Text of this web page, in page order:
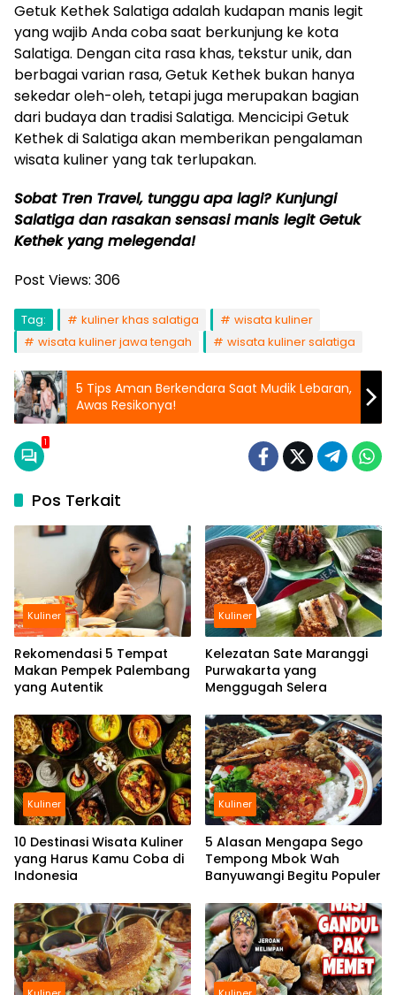
Getuk Kethek Salatiga adalah kudapan manis legit
yang wajib Anda coba saat berkunjung ke kota
Salatiga. Dengan cita rasa khas, tekstur unik, dan
berbagai varian rasa, Getuk Kethek bukan hanya
sekedar oleh-oleh, tetapi juga merupakan bagian
dari budaya dan tradisi Salatiga. Mencicipi Getuk
Kethek di Salatiga akan memberikan pengalaman
wisata kuliner yang tak terlupakan.
Sobat Tren Travel, tunggu apa lagi? Kunjungi
Salatiga dan rasakan sensasi manis legit Getuk
Kethek yang melegenda!
Post Views: 306
Tag: kuliner khas salatiga
wisata kuliner
wisata kuliner jawa tengah
wisata kuliner salatiga
5 Tips Aman Berkendara Saat Mudik Lebaran,
Awas Resikonya!
1
Pos Terkait
Kuliner
Rekomendasi 5 Tempat
Makan Pempek Palembang
yang Autentik
Kuliner
Kelezatan Sate Maranggi
Purwakarta yang
Menggugah Selera
Kuliner
10 Destinasi Wisata Kuliner
yang Harus Kamu Coba di
Indonesia
Kuliner
5 Alasan Mengapa Sego
Tempong Mbok Wah
Banyuwangi Begitu Populer